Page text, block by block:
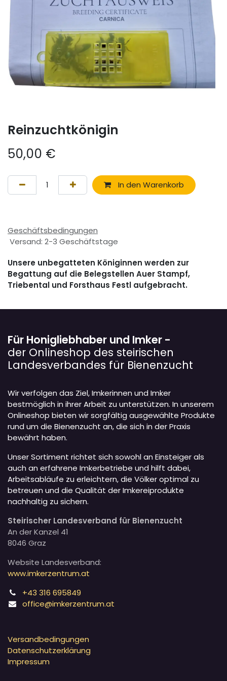
Reinzuchtkönigin
50,00 €
In den Warenkorb
Geschäftsbedingungen
Versand: 2-3 Geschäftstage
Unsere unbegatteten Königinnen werden zur
Begattung auf die Belegstellen Auer Stampf,
Triebental und Forsthaus Festl aufgebracht.
Für Honigliebhaber und Imker -
der Onlineshop des steirischen
Landesverbandes für Bienenzucht
Wir verfolgen das Ziel, Imkerinnen und Imker
bestmöglich in ihrer Arbeit zu unterstützen. In unserem
Onlineshop bieten wir sorgfältig ausgewählte Produkte
rund um die Bienenzucht an, die sich in der Praxis
bewährt haben.
Unser Sortiment richtet sich sowohl an Einsteiger als
auch an erfahrene Imkerbetriebe und hilft dabei,
Arbeitsabläufe zu erleichtern, die Völker optimal zu
betreuen und die Qualität der Imkereiprodukte
nachhaltig zu sichern.
Steirischer Landesverband für Bienenzucht
An der Kanzel 41
8046 Graz
Website Landesverband:
www.imkerzentrum.at
+43 316 695849
office@imkerzentrum.at
Versandbedingungen
Datenschutzerklärung
Impressum